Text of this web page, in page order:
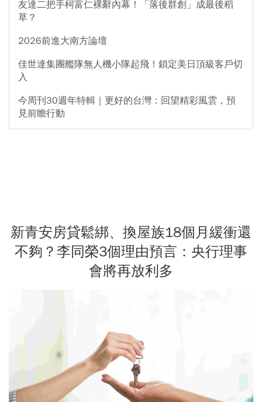
友達二把手柯富仁裸辭內幕！「落後群創」成最後稻
草？
2026前進大南方論壇
佳世達集團艦隊無人機小隊起飛！鎖定美日頂級客戶切
入
今周刊30週年特輯｜更好的台灣：回望精彩風雲，預
見前瞻行動
新青安房貸鬆綁、換屋族18個月緩衝還
不夠？李同榮3個理由預言：央行理事
會將再放利多